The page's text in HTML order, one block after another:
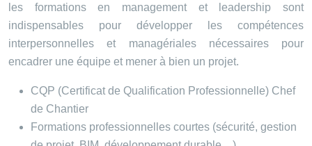
les formations en management et leadership sont
indispensables pour développer les compétences
interpersonnelles et managériales nécessaires pour
encadrer une équipe et mener à bien un projet.
CQP (Certificat de Qualification Professionnelle) Chef
de Chantier
Formations professionnelles courtes (sécurité, gestion